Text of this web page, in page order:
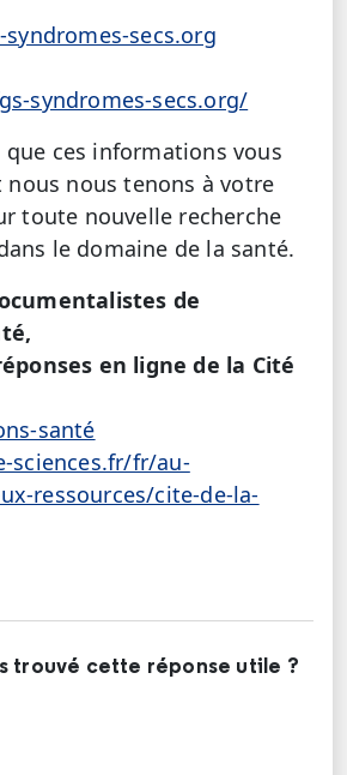
secs.org
syndromes-secs.org/
que ces informations vous
nous tenons à votre
toute nouvelle recherche
le domaine de la santé.
de
en ligne de la Cité
santé
sciences.fr/fr/au-
ressources/cite-de-la-
trouvé cette réponse utile ?